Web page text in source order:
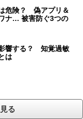
危険？ 偽アプリ＆
ナ… 被害防ぐ3つの
響する？ 知覚過敏
は
る